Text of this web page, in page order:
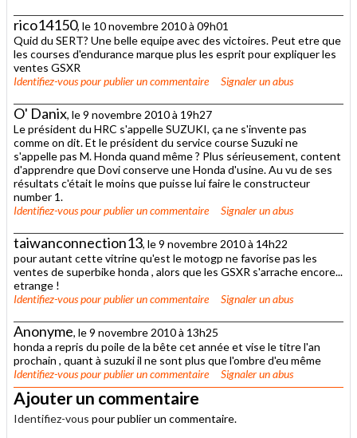
rico14150, le 10 novembre 2010 à 09h01
Quid du SERT? Une belle equipe avec des victoires. Peut etre que
les courses d'endurance marque plus les esprit pour expliquer les
ventes GSXR
Identifiez-vouspour publier un commentaire Signaler un abus
O' Danix, le 9 novembre 2010 à 19h27
Le président du HRC s'appelle SUZUKI, ça ne s'invente pas
comme on dit. Et le président du service course Suzuki ne
s'appelle pas M. Honda quand même ? Plus sérieusement, content
d'apprendre que Dovi conserve une Honda d'usine. Au vu de ses
résultats c'était le moins que puisse lui faire le constructeur
number 1.
Identifiez-vouspour publier un commentaire Signaler un abus
taiwanconnection13, le 9 novembre 2010 à 14h22
pour autant cette vitrine qu'est le motogp ne favorise pas les
ventes de superbike honda , alors que les GSXR s'arrache encore...
etrange !
Identifiez-vouspour publier un commentaire Signaler un abus
Anonyme, le 9 novembre 2010 à 13h25
honda a repris du poile de la bête cet année et vise le titre l'an
prochain , quant à suzuki il ne sont plus que l'ombre d'eu même
Identifiez-vouspour publier un commentaire Signaler un abus
Ajouter un commentaire
Identifiez-vous pour publier un commentaire.